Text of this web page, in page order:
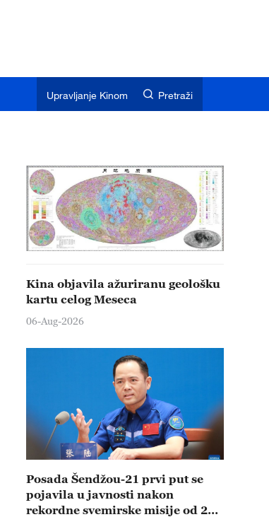
Upravljanje Kinom Pretraži
Kina objavila ažuriranu geološku
kartu celog Meseca
06-Aug-2026
Posada Šendžou-21 prvi put se
pojavila u javnosti nakon
rekordne svemirske misije od 210